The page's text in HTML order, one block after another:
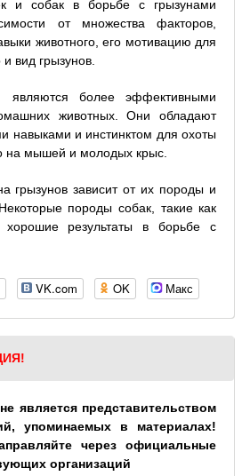
и собак в борьбе с грызунами
от множества факторов,
животного, его мотивацию для
вид грызунов.
являются более эффективными
животных. Они обладают
навыками и инстинктом для охоты
на мышей и молодых крыс.
грызунов зависит от их породы и
породы собак, такие как
хорошие результаты в борьбе с
VK.com OK Макс
является представительством
упоминаемых в материалах!
через официальные
организаций